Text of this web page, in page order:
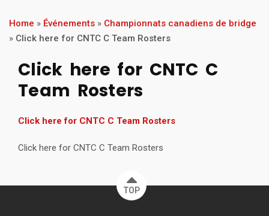
Home » Événements » Championnats canadiens de bridge
» Click here for CNTC C Team Rosters
Click here for CNTC C
Team Rosters
Click here for CNTC C Team Rosters
Click here for CNTC C Team Rosters
TOP